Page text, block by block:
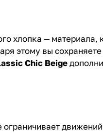
хлопка — материала,
этому вы
Chic Beige